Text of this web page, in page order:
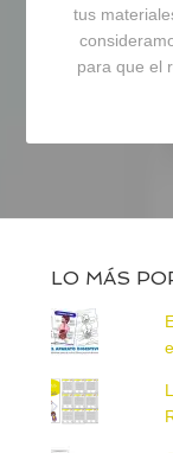
tus
para que el
LO MÁS